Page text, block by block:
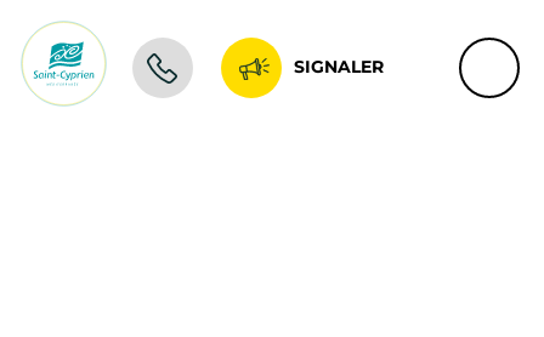
SIGNALER